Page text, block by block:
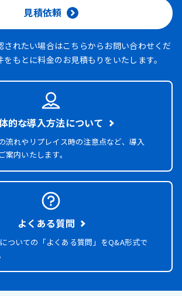
見積依頼
されたい場合はこちらからお問い合わせくだ
もとに料金のお見積もりをいたします。
的な導入方法について
流れやリプレイス時の注意点など、導入
案内いたします。
よくある質問
ついての「よくある質問」をQ&A形式で